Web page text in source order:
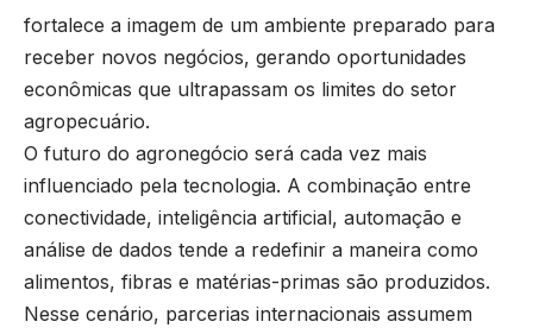
fortalece a imagem de um ambiente preparado para
receber novos negócios, gerando oportunidades
econômicas que ultrapassam os limites do setor
agropecuário.
O futuro do agronegócio será cada vez mais
influenciado pela tecnologia. A combinação entre
conectividade, inteligência artificial, automação e
análise de dados tende a redefinir a maneira como
alimentos, fibras e matérias-primas são produzidos.
Nesse cenário, parcerias internacionais assumem